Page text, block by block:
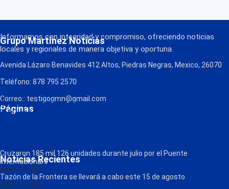
Grupo Martínez Noticias
Informamos con integridad y compromiso, ofreciendo noticias
locales y regionales de manera objetiva y oportuna.
Avenida Lázaro Benavides 412 Altos, Piedras Negras, Mexico, 26070
Teléfono: 878 795 2570
Correo:: testigogmn@gmail.com
Páginas
¡Descarga nuestra App!
FM Globo
Radio
Noticias Recientes
Cruzaron 185 mil 126 unidades durante julio por el Puente
Internacional II
agosto 5, 2026
Tazón de la Frontera se llevará a cabo este 15 de agosto
agosto 5, 2026